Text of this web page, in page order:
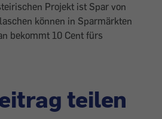
Projekt ist Spar von
können in Sparmärk­ten
bekommt 10 Cent fürs
teilen